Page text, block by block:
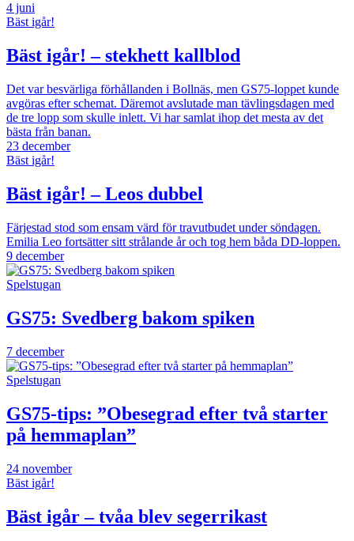
4 juni
Bäst igår!
Bäst igår! – stekhett kallblod
Det var besvärliga förhållanden i Bollnäs, men GS75-loppet kunde
avgöras efter schemat. Däremot avslutade man tävlingsdagen med
de tre lopp som skulle inlett. Vi har samlat ihop det mesta av det
bästa från banan.
23 december
Bäst igår!
Bäst igår! – Leos dubbel
Färjestad stod som ensam värd för travutbudet under söndagen.
Emilia Leo fortsätter sitt strålande år och tog hem båda DD-loppen.
9 december
Spelstugan
GS75: Svedberg bakom spiken
7 december
Spelstugan
GS75-tips: ”Obesegrad efter två starter
på hemmaplan”
24 november
Bäst igår!
Bäst igår – tvåa blev segerrikast